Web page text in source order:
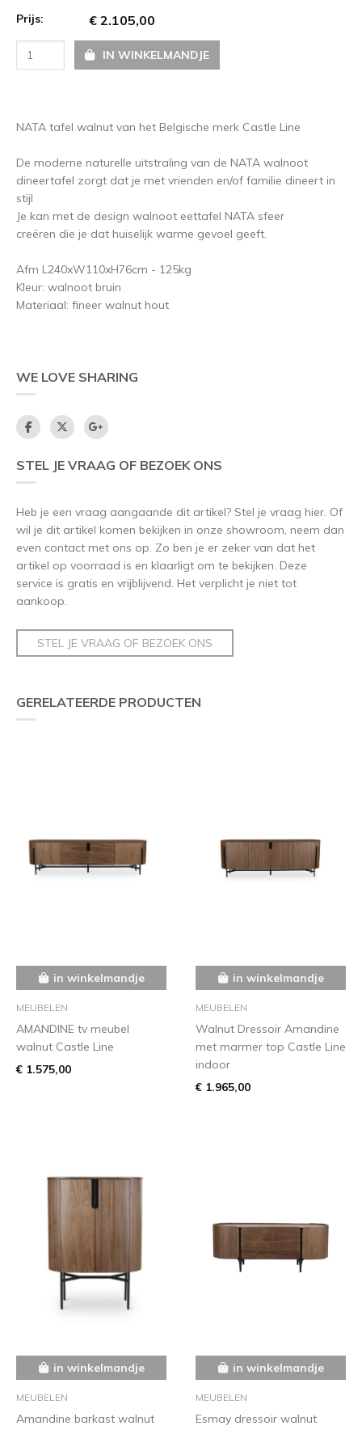
Prijs:
€ 2.105,00
IN WINKELMANDJE
NATA tafel walnut van het Belgische merk Castle Line
De moderne naturelle uitstraling van de NATA walnoot
dineertafel zorgt dat je met vrienden en/of familie dineert in
stijl
Je kan met de design walnoot eettafel NATA sfeer
creëren die je dat huiselijk warme gevoel geeft.
Afm L240xW110xH76cm - 125kg
Kleur: walnoot bruin
Materiaal: fineer walnut hout
WE LOVE SHARING
STEL JE VRAAG OF BEZOEK ONS
Heb je een vraag aangaande dit artikel? Stel je vraag hier. Of
wil je dit artikel komen bekijken in onze showroom, neem dan
even contact met ons op. Zo ben je er zeker van dat het
artikel op voorraad is en klaarligt om te bekijken. Deze
service is gratis en vrijblijvend. Het verplicht je niet tot
aankoop.
STEL JE VRAAG OF BEZOEK ONS
GERELATEERDE PRODUCTEN
in winkelmandje
MEUBELEN
AMANDINE tv meubel
walnut Castle Line
€ 1.575,00
in winkelmandje
MEUBELEN
Walnut Dressoir Amandine
met marmer top Castle Line
indoor
€ 1.965,00
in winkelmandje
MEUBELEN
Amandine barkast walnut
in winkelmandje
MEUBELEN
Esmay dressoir walnut